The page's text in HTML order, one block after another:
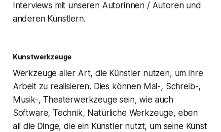
Interviews mit unseren Autorinnen / Autoren und
anderen Künstlern.
Kunstwerkzeuge
Werkzeuge aller Art, die Künstler nutzen, um ihre
Arbeit zu realisieren. Dies können Mal-, Schreib-,
Musik-, Theaterwerkzeuge sein, wie auch
Software, Technik, Natürliche Werkzeuge, eben
all die Dinge, die ein Künstler nutzt, um seine Kunst